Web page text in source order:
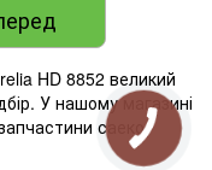
HD 8852 великий
У нашому магазині
саеко